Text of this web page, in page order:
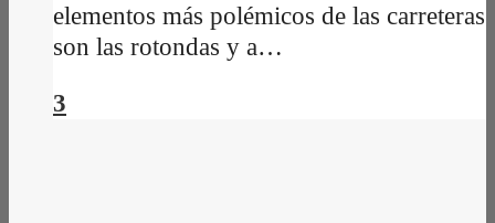
elementos más polémicos de las carreteras
son las rotondas y a…
3